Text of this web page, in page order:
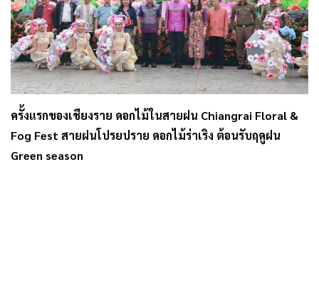
ครั้งแรกของเชียงราย ดอกไม้ในสายฝน Chiangrai Floral &
Fog Fest สายฝนโปรยปราย ดอกไม้ร่าเริง ต้อนรับฤดูฝน
Green season